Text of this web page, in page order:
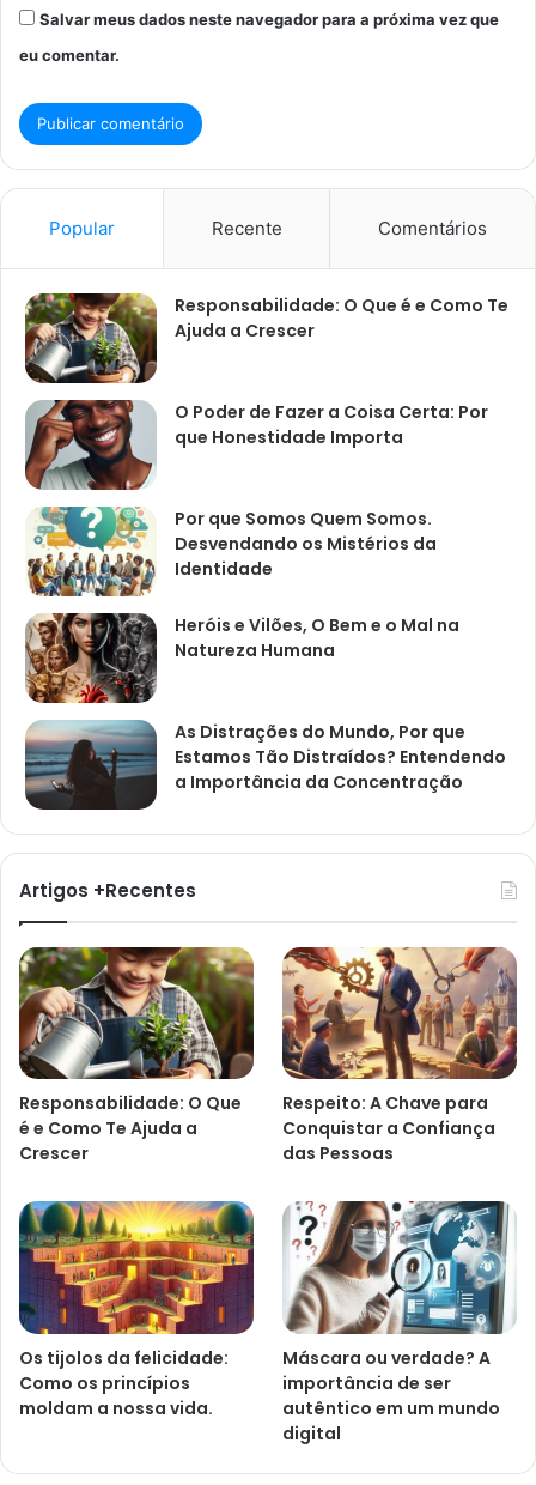
Salvar meus dados neste navegador para a próxima vez que
eu comentar.
Popular Recente Comentários
Responsabilidade: O Que é e Como Te
Ajuda a Crescer
O Poder de Fazer a Coisa Certa: Por
que Honestidade Importa
Por que Somos Quem Somos.
Desvendando os Mistérios da
Identidade
Heróis e Vilões, O Bem e o Mal na
Natureza Humana
As Distrações do Mundo, Por que
Estamos Tão Distraídos? Entendendo
a Importância da Concentração
Artigos +Recentes
Responsabilidade: O Que
é e Como Te Ajuda a
Crescer
Respeito: A Chave para
Conquistar a Confiança
das Pessoas
Os tijolos da felicidade:
Como os princípios
moldam a nossa vida.
Máscara ou verdade? A
importância de ser
autêntico em um mundo
digital